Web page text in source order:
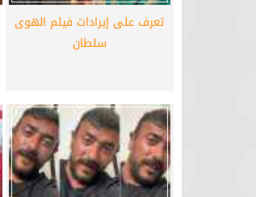
تعرف على إيرادات فيلم الهوى
سلطان
برشلونة يستعيد سلاحا مهما بعد صدمة
كأس العالم